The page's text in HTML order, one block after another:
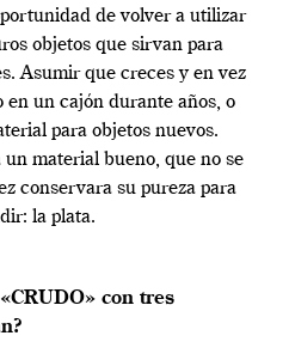
de volver a utilizar
objetos que sirvan para
Asumir que creces y en vez
en un cajón durante años, o
para objetos nuevos.
un material bueno, que no se
conservara su pureza para
la plata.
con tres